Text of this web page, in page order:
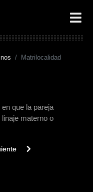
Matrilocalidad
que la pareja
materno o
Matriarcado